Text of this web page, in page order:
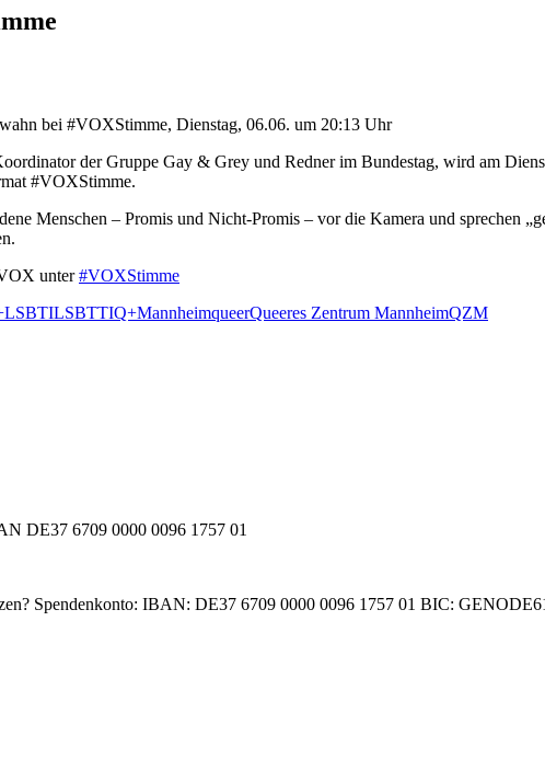
der Gruppe Gay & Grey und Redner im Bundestag, wird am
#VOXStimme.
Menschen – Promis und Nicht-Promis – vor die Kamera und sprechen
unter#VOXStimme
LSBTILSBTTIQ+MannheimqueerQueeres Zentrum MannheimQZM
DE37 6709 0000 0096 1757 01
Spendenkonto: IBAN: DE37 6709 0000 0096 1757 01 BIC: